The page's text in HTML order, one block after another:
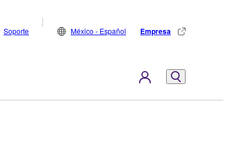
Soporte México - Español Empresa